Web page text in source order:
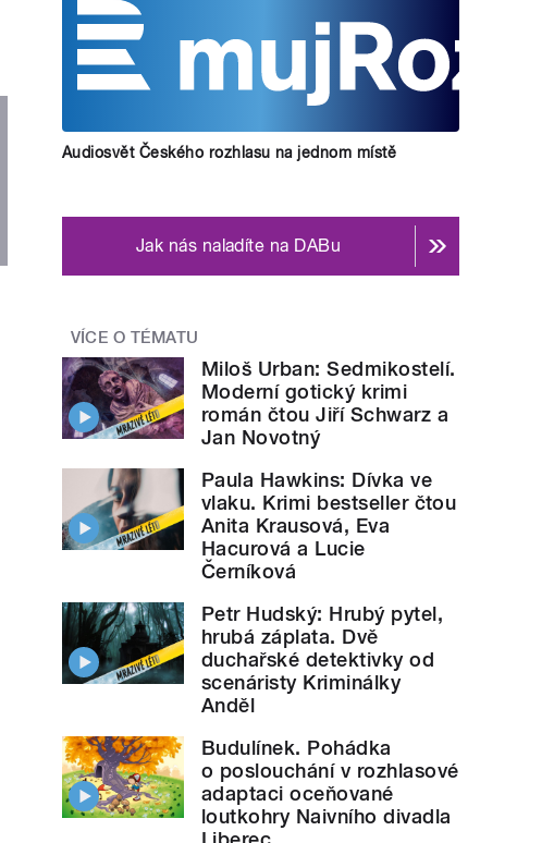
Audiosvět Českého rozhlasu na jednom místě
Jak nás naladíte na DABu
VÍCE O TÉMATU
Miloš Urban: Sedmikostelí.
Moderní gotický krimi
román čtou Jiří Schwarz a
Jan Novotný
Paula Hawkins: Dívka ve
vlaku. Krimi bestseller čtou
Anita Krausová, Eva
Hacurová a Lucie
Černíková
Petr Hudský: Hrubý pytel,
hrubá záplata. Dvě
duchařské detektivky od
scenáristy Kriminálky
Anděl
Budulínek. Pohádka
o poslouchání v rozhlasové
adaptaci oceňované
loutkohry Naivního divadla